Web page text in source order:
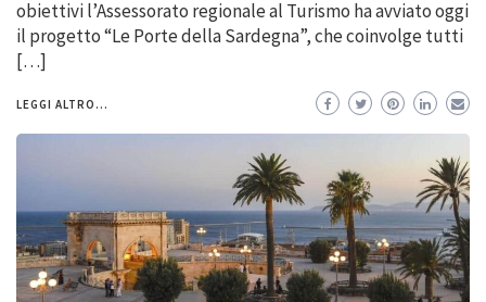
obiettivi l’Assessorato regionale al Turismo ha avviato oggi
il progetto “Le Porte della Sardegna”, che coinvolge tutti
[…]
LEGGI ALTRO...